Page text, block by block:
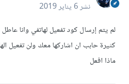
نشر6 يناير 2019
لم يتم إرسال كود تفعيل لهاتفي وانا
كثيرة حابب ان اشاركها معك ولن تفعيل
ماذا افعل